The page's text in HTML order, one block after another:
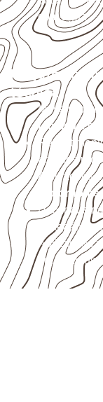
com água.
Projetos
técnica
Móveis,
técnica,
projetos
Aplicações
Uso
proteção
Aplicações
presumir